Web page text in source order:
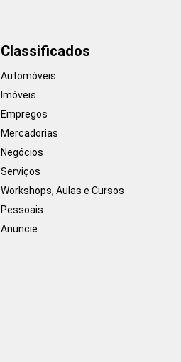
Classificados
Automóveis
Imóveis
Empregos
Mercadorias
Negócios
Serviços
Workshops, Aulas e Cursos
Pessoais
Anuncie